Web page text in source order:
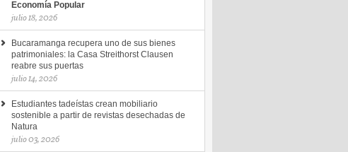
Economía Popular
julio 18, 2026
Bucaramanga recupera uno de sus bienes
patrimoniales: la Casa Streithorst Clausen
reabre sus puertas
julio 14, 2026
Estudiantes tadeístas crean mobiliario
sostenible a partir de revistas desechadas de
Natura
julio 03, 2026